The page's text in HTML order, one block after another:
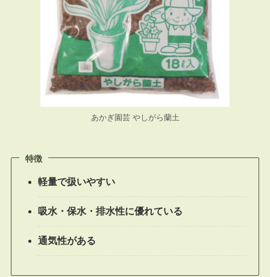
あかぎ園芸 やしがら蘭土
特徴
軽量で扱いやすい
吸水・保水・排水性に優れている
通気性がある